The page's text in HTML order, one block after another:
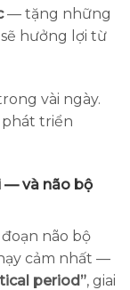
— tặng những
hưởng lợi từ
vài ngày.
triển
— và não bộ
não bộ
cảm nhất —
period”, giai